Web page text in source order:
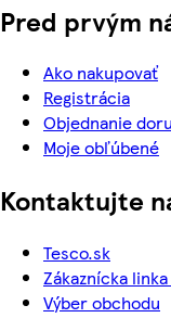
Pred prvým
Ako nakupovať
Registrácia
Objednanie
Moje obľúbené
Kontaktujte
Tesco.sk
Zákaznícka
Výber obchodu